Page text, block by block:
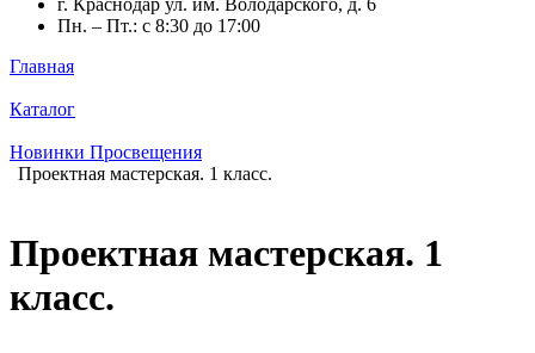
г. Краснодар ул. им. Володарского, д. 6
Пн. – Пт.: с 8:30 до 17:00
Главная
Каталог
Новинки Просвещения
Проектная мастерская. 1 класс.
Проектная мастерская. 1
класс.